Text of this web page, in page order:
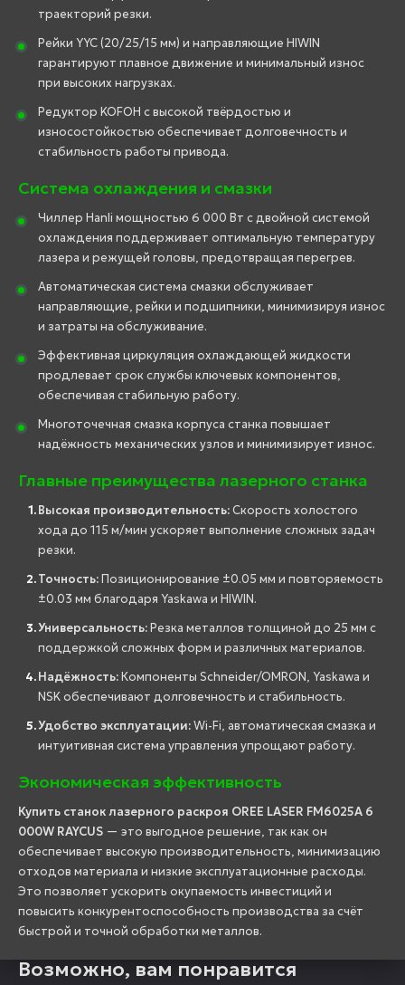
траекторий резки.
Рейки YYC (20/25/15 мм) и направляющие HIWIN
гарантируют плавное движение и минимальный износ
при высоких нагрузках.
Редуктор KOFOH с высокой твёрдостью и
износостойкостью обеспечивает долговечность и
стабильность работы привода.
Система охлаждения и смазки
Чиллер Hanli мощностью 6 000 Вт с двойной системой
охлаждения поддерживает оптимальную температуру
лазера и режущей головы, предотвращая перегрев.
Автоматическая система смазки обслуживает
направляющие, рейки и подшипники, минимизируя износ
и затраты на обслуживание.
Эффективная циркуляция охлаждающей жидкости
продлевает срок службы ключевых компонентов,
обеспечивая стабильную работу.
Многоточечная смазка корпуса станка повышает
надёжность механических узлов и минимизирует износ.
Главные преимущества лазерного станка
Высокая производительность:Скорость холостого
хода до 115 м/мин ускоряет выполнение сложных задач
резки.
Точность:Позиционирование ±0.05 мм и повторяемость
±0.03 мм благодаря Yaskawa и HIWIN.
Универсальность:Резка металлов толщиной до 25 мм с
поддержкой сложных форм и различных материалов.
Надёжность:Компоненты Schneider/OMRON, Yaskawa и
NSK обеспечивают долговечность и стабильность.
Удобство эксплуатации:Wi-Fi, автоматическая смазка и
интуитивная система управления упрощают работу.
Экономическая эффективность
Купить станок лазерного раскроя OREE LASER FM6025A 6
000W RAYCUS — это выгодное решение, так как он
обеспечивает высокую производительность, минимизацию
отходов материала и низкие эксплуатационные расходы.
Это позволяет ускорить окупаемость инвестиций и
повысить конкурентоспособность производства за счёт
быстрой и точной обработки металлов.
Возможно, вам понравится